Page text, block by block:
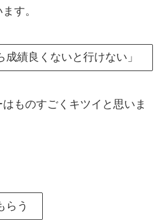
す。
成績良くないと行けない」
ものすごくキツイと思いま
らう